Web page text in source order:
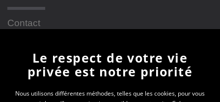
Contact
Newsletter
En vous inscrivant à la newsletter, vous recevrez
Le respect de votre vie
privée est notre priorité
Nous utilisons différentes méthodes, telles que les cookies, pour vous